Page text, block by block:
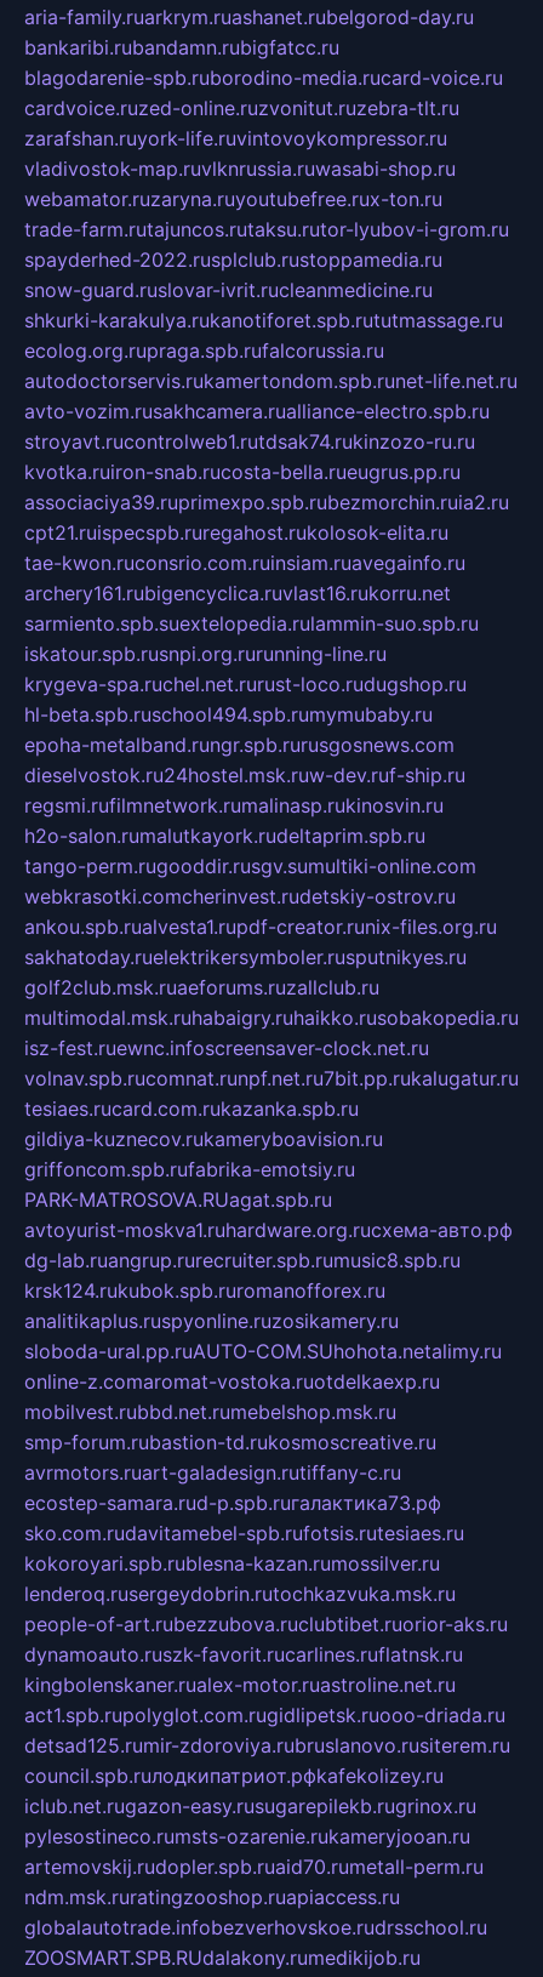
aria-family.ruarkrym.ruashanet.rubelgorod-day.ru
bankaribi.rubandamn.rubigfatcc.ru
blagodarenie-spb.ruborodino-media.rucard-voice.ru
cardvoice.ruzed-online.ruzvonitut.ruzebra-tlt.ru
zarafshan.ruyork-life.ruvintovoykompressor.ru
vladivostok-map.ruvlknrussia.ruwasabi-shop.ru
webamator.ruzaryna.ruyoutubefree.rux-ton.ru
trade-farm.rutajuncos.rutaksu.rutor-lyubov-i-grom.ru
spayderhed-2022.rusplclub.rustoppamedia.ru
snow-guard.ruslovar-ivrit.rucleanmedicine.ru
shkurki-karakulya.rukanotiforet.spb.rututmassage.ru
ecolog.org.rupraga.spb.rufalcorussia.ru
autodoctorservis.rukamertondom.spb.runet-life.net.ru
avto-vozim.rusakhcamera.rualliance-electro.spb.ru
stroyavt.rucontrolweb1.rutdsak74.rukinzozo-ru.ru
kvotka.ruiron-snab.rucosta-bella.rueugrus.pp.ru
associaciya39.ruprimexpo.spb.rubezmorchin.ruia2.ru
cpt21.ruispecspb.ruregahost.rukolosok-elita.ru
tae-kwon.ruconsrio.com.ruinsiam.ruavegainfo.ru
archery161.rubigencyclica.ruvlast16.rukorru.net
sarmiento.spb.suextelopedia.rulammin-suo.spb.ru
iskatour.spb.rusnpi.org.rurunning-line.ru
krygeva-spa.ruchel.net.rurust-loco.rudugshop.ru
hl-beta.spb.ruschool494.spb.rumymubaby.ru
epoha-metalband.rungr.spb.rurusgosnews.com
dieselvostok.ru24hostel.msk.ruw-dev.ruf-ship.ru
regsmi.rufilmnetwork.rumalinasp.rukinosvin.ru
h2o-salon.rumalutkayork.rudeltaprim.spb.ru
tango-perm.rugooddir.rusgv.sumultiki-online.com
webkrasotki.comcherinvest.rudetskiy-ostrov.ru
ankou.spb.rualvesta1.rupdf-creator.runix-files.org.ru
sakhatoday.ruelektrikersymboler.rusputnikyes.ru
golf2club.msk.ruaeforums.ruzallclub.ru
multimodal.msk.ruhabaigry.ruhaikko.rusobakopedia.ru
isz-fest.ruewnc.infoscreensaver-clock.net.ru
volnav.spb.rucomnat.runpf.net.ru7bit.pp.rukalugatur.ru
tesiaes.rucard.com.rukazanka.spb.ru
gildiya-kuznecov.rukameryboavision.ru
griffoncom.spb.rufabrika-emotsiy.ru
PARK-MATROSOVA.RUagat.spb.ru
avtoyurist-moskva1.ruhardware.org.ruсхема-авто.рф
dg-lab.ruangrup.rurecruiter.spb.rumusic8.spb.ru
krsk124.rukubok.spb.ruromanofforex.ru
analitikaplus.ruspyonline.ruzosikamery.ru
sloboda-ural.pp.ruAUTO-COM.SUhohota.netalimy.ru
online-z.comaromat-vostoka.ruotdelkaexp.ru
mobilvest.rubbd.net.rumebelshop.msk.ru
smp-forum.rubastion-td.rukosmoscreative.ru
avrmotors.ruart-galadesign.rutiffany-c.ru
ecostep-samara.rud-p.spb.ruгалактика73.рф
sko.com.rudavitamebel-spb.rufotsis.rutesiaes.ru
kokoroyari.spb.rublesna-kazan.rumossilver.ru
lenderoq.rusergeydobrin.rutochkazvuka.msk.ru
people-of-art.rubezzubova.ruclubtibet.ruorior-aks.ru
dynamoauto.ruszk-favorit.rucarlines.ruflatnsk.ru
kingbolenskaner.rualex-motor.ruastroline.net.ru
act1.spb.rupolyglot.com.rugidlipetsk.ruooo-driada.ru
detsad125.rumir-zdoroviya.rubruslanovo.rusiterem.ru
council.spb.ruлодкипатриот.рфkafekolizey.ru
iclub.net.rugazon-easy.rusugarepilekb.rugrinox.ru
pylesostineco.rumsts-ozarenie.rukameryjooan.ru
artemovskij.rudopler.spb.ruaid70.rumetall-perm.ru
ndm.msk.ruratingzooshop.ruapiaccess.ru
globalautotrade.infobezverhovskoe.rudrsschool.ru
ZOOSMART.SPB.RUdalakony.rumedikijob.ru